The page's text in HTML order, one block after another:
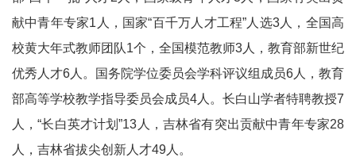
献中青年专家1人，国家“百千万人才工程”人选3人，全国高
校黄大年式教师团队1个，全国模范教师3人，教育部新世纪
优秀人才6人。国务院学位委员会学科评议组成员6人，教育
部高等学校教学指导委员会成员4人。长白山学者特聘教授7
人，“长白英才计划”13人，吉林省有突出贡献中青年专家28
人，吉林省拔尖创新人才49人。